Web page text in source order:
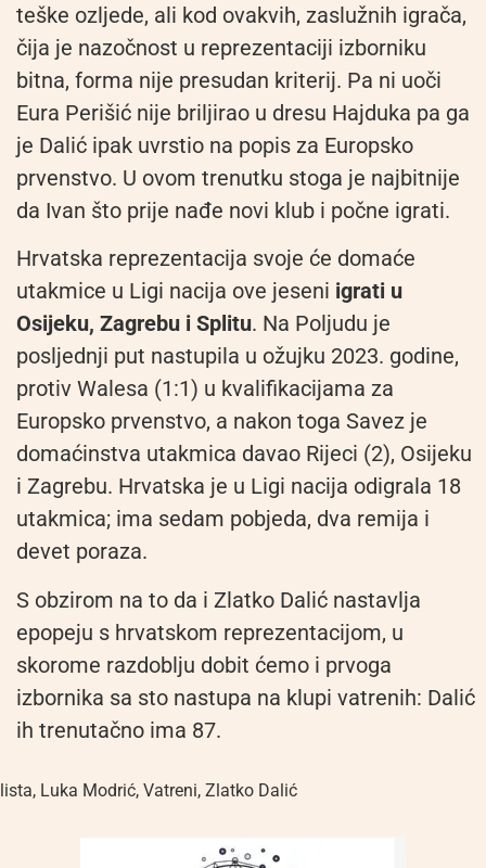
teške ozljede, ali kod ovakvih, zaslužnih igrača,
čija je nazočnost u reprezentaciji izborniku
bitna, forma nije presudan kriterij. Pa ni uoči
Eura Perišić nije briljirao u dresu Hajduka pa ga
je Dalić ipak uvrstio na popis za Europsko
prvenstvo. U ovom trenutku stoga je najbitnije
da Ivan što prije nađe novi klub i počne igrati.
Hrvatska reprezentacija svoje će domaće
utakmice u Ligi nacija ove jeseni igrati u
Osijeku, Zagrebu i Splitu. Na Poljudu je
posljednji put nastupila u ožujku 2023. godine,
protiv Walesa (1:1) u kvalifikacijama za
Europsko prvenstvo, a nakon toga Savez je
domaćinstva utakmica davao Rijeci (2), Osijeku
i Zagrebu. Hrvatska je u Ligi nacija odigrala 18
utakmica; ima sedam pobjeda, dva remija i
devet poraza.
S obzirom na to da i Zlatko Dalić nastavlja
epopeju s hrvatskom reprezentacijom, u
skorome razdoblju dobit ćemo i prvoga
izbornika sa sto nastupa na klupi vatrenih: Dalić
ih trenutačno ima 87.
lista, Luka Modrić, Vatreni, Zlatko Dalić